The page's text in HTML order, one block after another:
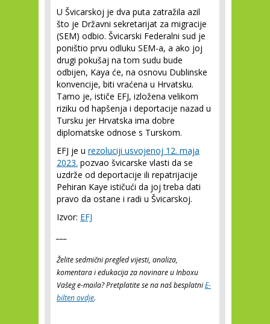
U Švicarskoj je dva puta zatražila azil
što je Državni sekretarijat za migracije
(SEM) odbio. Švicarski Federalni sud je
poništio prvu odluku SEM-a, a ako joj
drugi pokušaj na tom sudu bude
odbijen, Kaya će, na osnovu Dublinske
konvencije, biti vraćena u Hrvatsku.
Tamo je, ističe EFJ, izložena velikom
riziku od hapšenja i deportacije nazad u
Tursku jer Hrvatska ima dobre
diplomatske odnose s Turskom.
EFJ je u rezoluciji usvojenoj 12. maja
2023. pozvao švicarske vlasti da se
uzdrže od deportacije ili repatrijacije
Pehiran Kaye ističući da joj treba dati
pravo da ostane i radi u Švicarskoj.
Izvor: EFJ
Želite sedmični pregled vijesti, analiza,
komentara i edukacija za novinare u Inboxu
Vašeg e-maila? Pretplatite se na naš besplatniE-
bilten ovdje.